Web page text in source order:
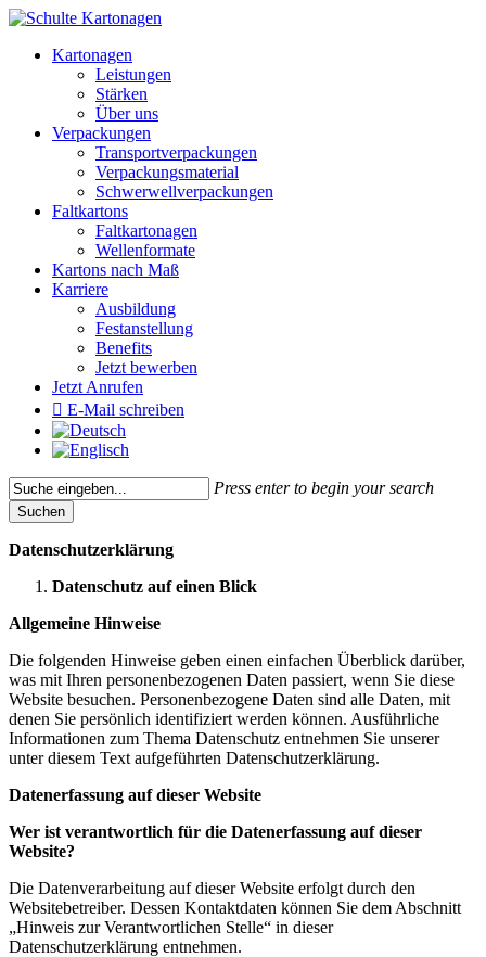
Skip
main
Menu
Kartonagen
Leistungen
Stärken
Über uns
Verpackungen
Transportverpackungen
Verpackungsmaterial
Schwerwellverpackungen
Faltkartons
Faltkartonagen
Wellenformate
Kartons nach Maß
Karriere
Ausbildung
Festanstellung
Benefits
Jetzt bewerben
Jetzt Anrufen
E-Mail schreiben
Press enter to begin your search
Suchen
Suchen
Datenschutzerklärung
Datenschutz auf einen Blick
Allgemeine Hinweise
Die folgenden Hinweise geben einen einfachen Überblick darüber,
was mit Ihren personenbezogenen Daten passiert, wenn Sie diese
Website besuchen. Personenbezogene Daten sind alle Daten, mit
denen Sie persönlich identifiziert werden können. Ausführliche
Informationen zum Thema Datenschutz entnehmen Sie unserer
unter diesem Text aufgeführten Datenschutzerklärung.
Datenerfassung auf dieser Website
Wer ist verantwortlich für die Datenerfassung auf dieser
Website?
Die Datenverarbeitung auf dieser Website erfolgt durch den
Websitebetreiber. Dessen Kontaktdaten können Sie dem Abschnitt
„Hinweis zur Verantwortlichen Stelle“ in dieser
Datenschutzerklärung entnehmen.